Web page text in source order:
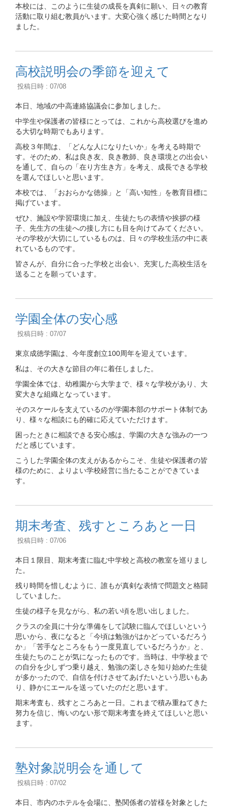
本校には、このように生徒の成長を真剣に願い、日々の教育
活動に取り組む教員がいます。大変心強く感じた時間となり
ました。
高校説明会の季節を迎えて
投稿日時 : 07/08
本日、地域の中高連絡協議会に参加しました。
中学生や保護者の皆様にとっては、これから高校選びを進め
る大切な時期でもあります。
高校３年間は、「どんな人になりたいか」を考える時期で
す。そのため、私は良き友、良き教師、良き環境との出会い
を通して、自らの「在り方生き方」を考え、成長できる学校
を選んでほしいと思います。
本校では、「おおらかな徳操」と「高い知性」を教育目標に
掲げています。
ぜひ、施設や学習環境に加え、生徒たちの表情や挨拶の様
子、先生方の生徒への接し方にも目を向けてみてください。
その学校が大切にしているものは、日々の学校生活の中に表
れているものです。
皆さんが、自分に合った学校と出会い、充実した高校生活を
送ることを願っています。
学園全体の安心感
投稿日時 : 07/07
東京成徳学園は、今年度創立100周年を迎えています。
私は、その大きな節目の年に着任しました。
学園全体では、幼稚園から大学まで、様々な学校があり、大
変大きな組織となっています。
そのスケールを支えているのが学園本部のサポート体制であ
り、様々な相談にも的確に応えていただけます。
困ったときに相談できる安心感は、学園の大きな強みの一つ
だと感じています。
こうした学園全体の支えがあるからこそ、生徒や保護者の皆
様のために、よりよい学校経営に当たることができていま
す。
期末考査、残すところあと一日
投稿日時 : 07/06
本日１限目、期末考査に臨む中学校と高校の教室を巡りまし
た。
残り時間を惜しむように、誰もが真剣な表情で問題文と格闘
していました。
生徒の様子を見ながら、私の若い頃を思い出しました。
クラスの全員に十分な準備をして試験に臨んでほしいという
思いから、夜になると「今頃は勉強がはかどっているだろう
か」「苦手なところをもう一度見直しているだろうか」と、
生徒たちのことが気になったものです。当時は、中学校まで
の自分を少しずつ乗り越え、勉強の楽しさを知り始めた生徒
が多かったので、自信を付けさせてあげたいという思いもあ
り、静かにエールを送っていたのだと思います。
期末考査も、残すところあと一日。これまで積み重ねてきた
努力を信じ、悔いのない形で期末考査を終えてほしいと思い
ます。
塾対象説明会を通して
投稿日時 : 07/02
本日、市内のホテルを会場に、塾関係者の皆様を対象とした